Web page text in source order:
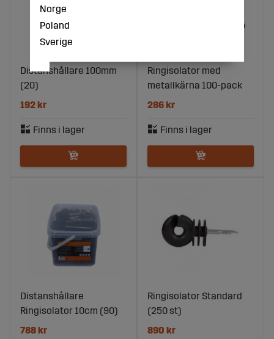
Distanshållare 100mm
(20)
192 kr
Ringisolator med
metallkärna 100-pack
286 kr
Distanshållare
Ringisolator 10cm (90)
788 kr
Ringisolator Standard
(250 st)
890 kr
Norge
Poland
Sverige